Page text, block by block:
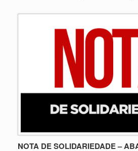
NOTA DE SOLIDARIEDADE –